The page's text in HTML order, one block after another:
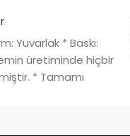
Yuvarlak * Baskı:
üretiminde hiçbir
* Tamamı